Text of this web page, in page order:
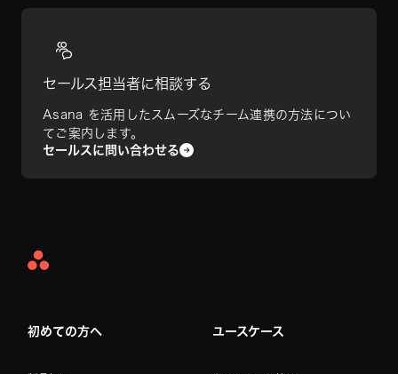
セールス担当者に相談する
Asana を活用したスムーズなチーム連携の方法につい
てご案内します。
セールスに問い合わせる
Asana
初めての方へ ユースケース